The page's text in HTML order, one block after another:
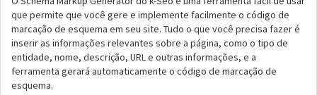
que permite que você gere e implemente facilmente o código de
marcação de esquema em seu site. Tudo o que você precisa fazer é
inserir as informações relevantes sobre a página, como o tipo de
entidade, nome, descrição, URL e outras informações, e a
ferramenta gerará automaticamente o código de marcação de
esquema.